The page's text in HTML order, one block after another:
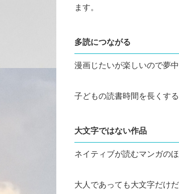
ます。
多読につながる
漫画じたいが楽しいので夢
子どもの読書時間を長くす
大文字ではない作品
ネイティブが読むマンガの
大人であっても大文字だけ